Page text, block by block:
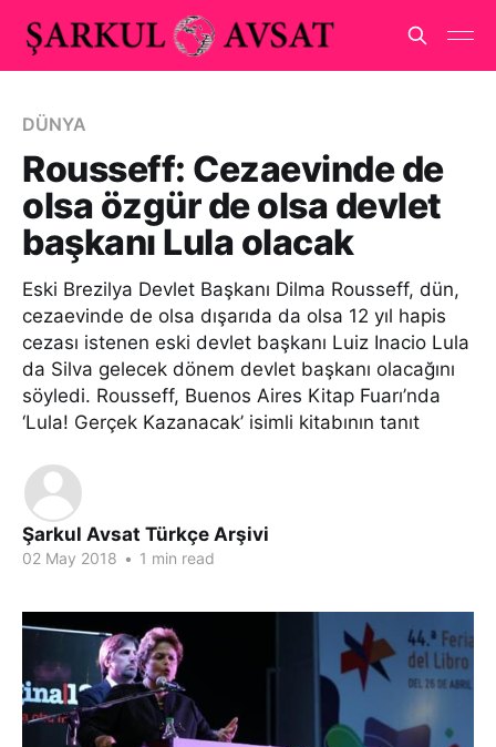
DÜNYA
Rousseff: Cezaevinde de
olsa özgür de olsa devlet
başkanı Lula olacak
Eski Brezilya Devlet Başkanı Dilma Rousseff, dün,
cezaevinde de olsa dışarıda da olsa 12 yıl hapis
cezası istenen eski devlet başkanı Luiz Inacio Lula
da Silva gelecek dönem devlet başkanı olacağını
söyledi. Rousseff, Buenos Aires Kitap Fuarı’nda
‘Lula! Gerçek Kazanacak’ isimli kitabının tanıt
Şarkul Avsat Türkçe Arşivi
02 May 2018 • 1 min read